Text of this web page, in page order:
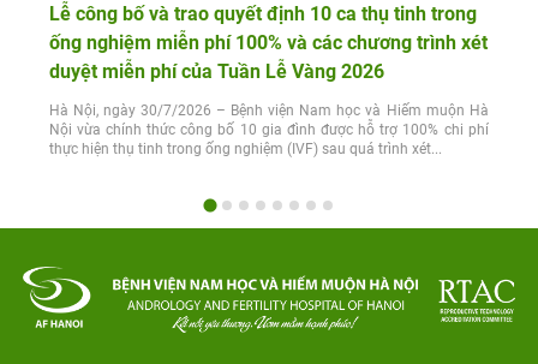
Lễ công bố và trao quyết định 10 ca thụ tinh trong
ống nghiệm miễn phí 100% và các chương trình xét
duyệt miễn phí của Tuần Lễ Vàng 2026
Hà Nội, ngày 30/7/2026 – Bệnh viện Nam học và Hiếm muộn Hà
Nội vừa chính thức công bố 10 gia đình được hỗ trợ 100% chi phí
thực hiện thụ tinh trong ống nghiệm (IVF) sau quá trình xét...